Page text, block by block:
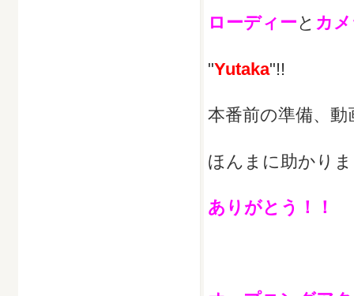
ローディーと カ
"Yutaka"!!
本番前の準備、動
ほんまに助かり
ありがとう！！